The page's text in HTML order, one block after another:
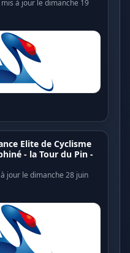
à jour le dimanche 19
Elite de Cyclisme
- la Tour du Pin -
jour le dimanche 28 juin